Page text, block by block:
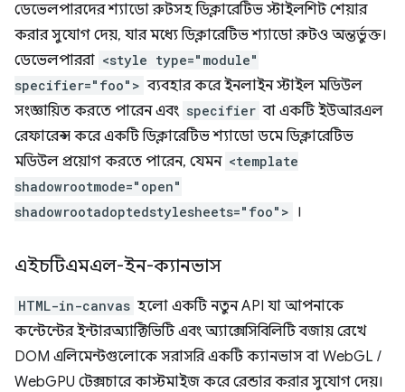
ডেভেলপারদের শ্যাডো রুটসহ ডিক্লারেটিভ স্টাইলশিট শেয়ার
করার সুযোগ দেয়, যার মধ্যে ডিক্লারেটিভ শ্যাডো রুটও অন্তর্ভুক্ত।
ডেভেলপাররা <style type="module"
specifier="foo"> ব্যবহার করে ইনলাইন স্টাইল মডিউল
সংজ্ঞায়িত করতে পারেন এবং specifier বা একটি ইউআরএল
রেফারেন্স করে একটি ডিক্লারেটিভ শ্যাডো ডমে ডিক্লারেটিভ
মডিউল প্রয়োগ করতে পারেন, যেমন <template
shadowrootmode="open"
shadowrootadoptedstylesheets="foo"> ।
এইচটিএমএল-ইন-ক্যানভাস
HTML-in-canvas হলো একটি নতুন API যা আপনাকে
কন্টেন্টের ইন্টারঅ্যাক্টিভিটি এবং অ্যাক্সেসিবিলিটি বজায় রেখে
DOM এলিমেন্টগুলোকে সরাসরি একটি ক্যানভাস বা WebGL /
WebGPU টেক্সচারে কাস্টমাইজ করে রেন্ডার করার সুযোগ দেয়।